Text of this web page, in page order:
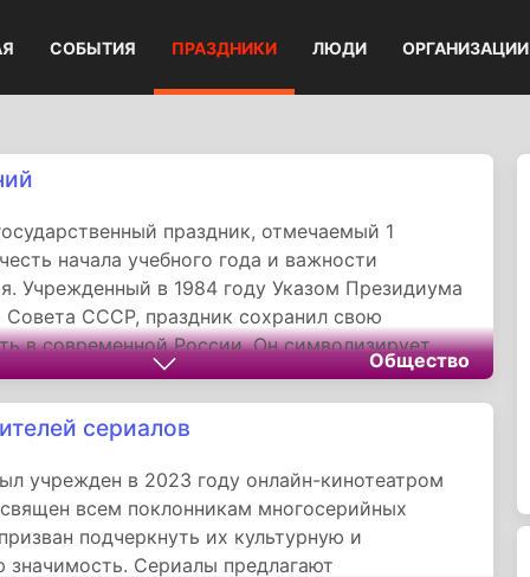
СОБЫТИЯ ПРАЗДНИКИ ЛЮДИ ОРГАНИЗАЦИИ
праздник, отмечаемый 1
начала учебного года и важности
Учрежденный в 1984 году Указом Президиума
Совета СССР, праздник сохранил свою
в современной России. Он символизирует
к знаниям, единство общества и уважение к
труду. Через торжественные линейки,
мероприятия и семейные традиции День
роли в формировании будущего поколения
Общество
сериалов
учрежден в 2023 году онлайн-кинотеатром
всем поклонникам многосерийных
подчеркнуть их культурную и
значимость. Сериалы предлагают